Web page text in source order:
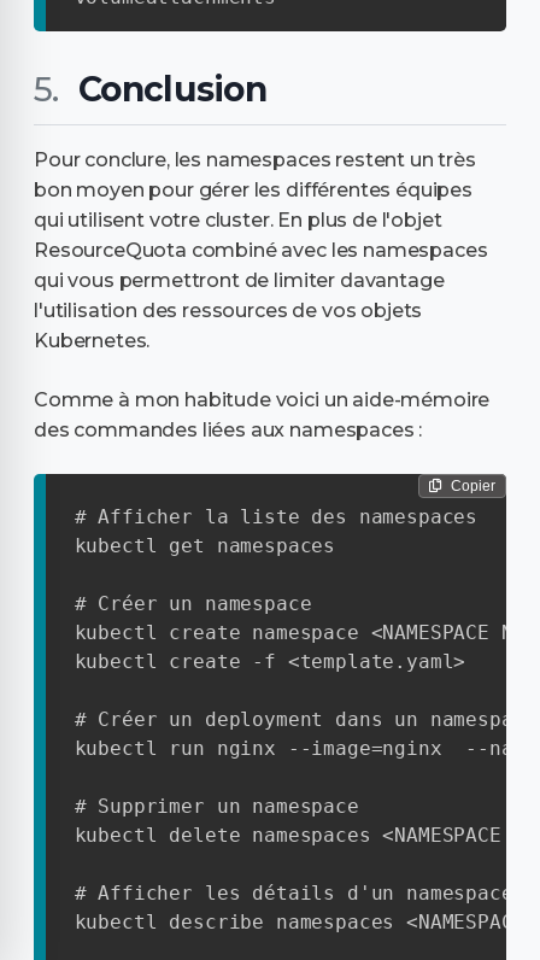
Conclusion
Pour conclure, les namespaces restent un très
bon moyen pour gérer les différentes équipes
qui utilisent votre cluster. En plus de l'objet
ResourceQuota combiné avec les namespaces
qui vous permettront de limiter davantage
l'utilisation des ressources de vos objets
Kubernetes.
Comme à mon habitude voici un aide-mémoire
des commandes liées aux namespaces :
Copier
# Afficher la liste des namespaces
kubectl get namespaces
# Créer un namespace
kubectl create namespace <NAMESPACE
kubectl create -f <template.yaml>
# Créer un deployment dans un namespace
kubectl run nginx --image=nginx  --
# Supprimer un namespace
kubectl delete namespaces <NAMESPACE
# Afficher les détails d'un namespace
kubectl describe namespaces <NAMESPACE